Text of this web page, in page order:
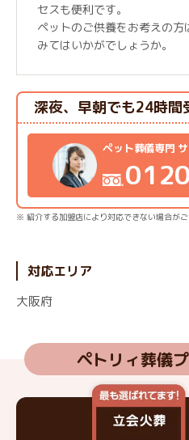
セスも便利です。
ペットのご供養をお考えの
みてはいかがでしょうか。
ペット葬儀専門
深夜、早朝でも24時間
※ 紹介する加盟店により対応できない場合がご
対応エリア
大阪府
ペトリィ葬儀